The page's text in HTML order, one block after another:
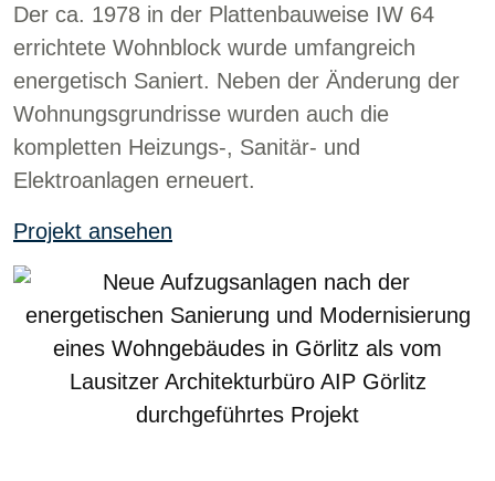
Der ca. 1978 in der Plattenbauweise IW 64
errichtete Wohnblock wurde umfangreich
energetisch Saniert. Neben der Änderung der
Wohnungsgrundrisse wurden auch die
kompletten Heizungs-, Sanitär- und
Elektroanlagen erneuert.
Projekt ansehen